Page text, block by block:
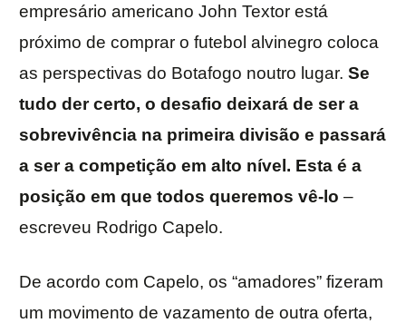
empresário americano John Textor está
próximo de comprar o futebol alvinegro coloca
as perspectivas do Botafogo noutro lugar. Se
tudo der certo, o desafio deixará de ser a
sobrevivência na primeira divisão e passará
a ser a competição em alto nível. Esta é a
posição em que todos queremos vê-lo –
escreveu Rodrigo Capelo.
De acordo com Capelo, os “amadores” fizeram
um movimento de vazamento de outra oferta,